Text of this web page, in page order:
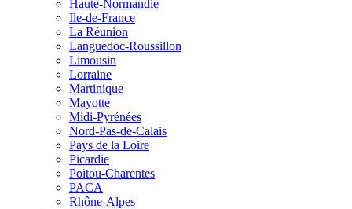
Haute-Normandie
Ile-de-France
La Réunion
Languedoc-Roussillon
Limousin
Lorraine
Martinique
Mayotte
Midi-Pyrénées
Nord-Pas-de-Calais
Pays de la Loire
Picardie
Poitou-Charentes
PACA
Rhône-Alpes